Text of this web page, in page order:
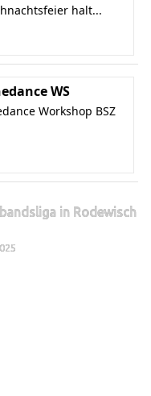
halt...
WS
Workshop BSZ
in Rodewisch